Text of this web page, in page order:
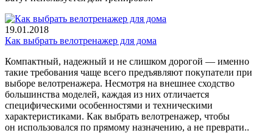
19.01.2018
Как выбрать велотренажер для дома
Компактный, надежный и не слишком дорогой — именно
такие требования чаще всего предъявляют покупатели при
выборе велотренажера. Несмотря на внешнее сходство
большинства моделей, каждая из них отличается
специфическими особенностями и техническими
характеристиками. Как выбрать велотренажер, чтобы
он использовался по прямому назначению, а не преврати..